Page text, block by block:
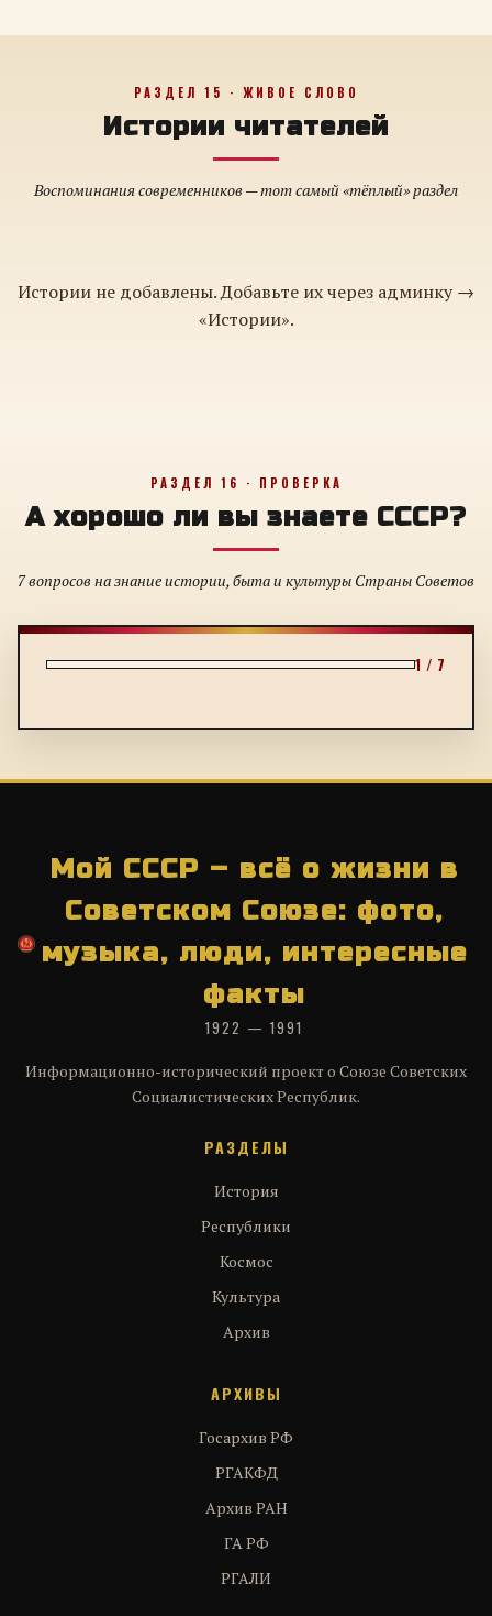
РАЗДЕЛ 15 · ЖИВОЕ СЛОВО
Истории читателей
Воспоминания современников — тот самый «тёплый» раздел
Истории не добавлены. Добавьте их через админку →
«Истории».
РАЗДЕЛ 16 · ПРОВЕРКА
А хорошо ли вы знаете СССР?
7 вопросов на знание истории, быта и культуры Страны Советов
1 / 7
Мой СССР – всё о жизни в
Советском Союзе: фото,
музыка, люди, интересные
факты
1922 — 1991
Информационно-исторический проект о Союзе Советских
Социалистических Республик.
РАЗДЕЛЫ
История
Республики
Космос
Культура
Архив
АРХИВЫ
Госархив РФ
РГАКФД
Архив РАН
ГА РФ
РГАЛИ